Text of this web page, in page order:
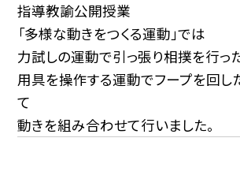
指導教諭公開授業
「多様な動きをつくる運動」では
力試しの運動で引っ張り相撲を行っ
用具を操作する運動でフープを回し
て
動きを組み合わせて行いました。